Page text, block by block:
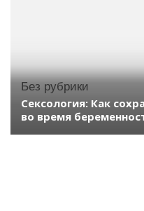
Без рубрики
Сексология: Как
во время